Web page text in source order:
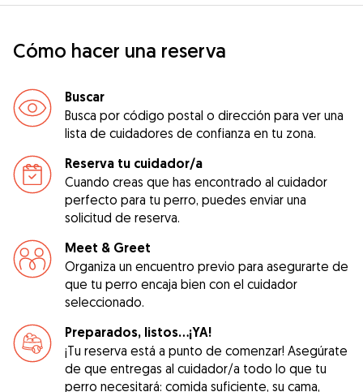
Cómo hacer una reserva
Buscar
Busca por código postal o dirección para ver una
lista de cuidadores de confianza en tu zona.
Reserva tu cuidador/a
Cuando creas que has encontrado al cuidador
perfecto para tu perro, puedes enviar una
solicitud de reserva.
Meet & Greet
Organiza un encuentro previo para asegurarte de
que tu perro encaja bien con el cuidador
seleccionado.
Preparados, listos...¡YA!
¡Tu reserva está a punto de comenzar! Asegúrate
de que entregas al cuidador/a todo lo que tu
perro necesitará: comida suficiente, su cama,